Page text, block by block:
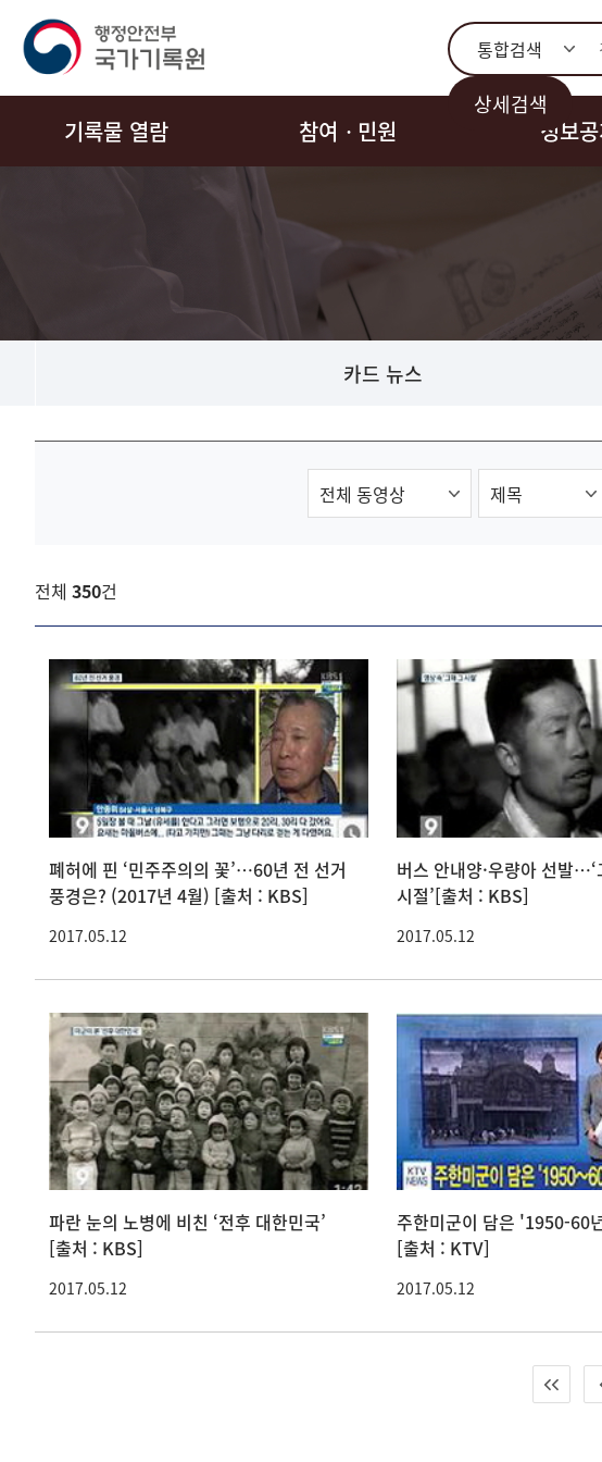
통합검색
상세검색
기록물 열람 참여ㆍ민원 정보
카드 뉴스
전체 350건
폐허에 핀 ‘민주주의의 꽃’…60년 전 선거
풍경은? (2017년 4월) [출처 : KBS]
2017.05.12
버스 안내양·우량아 선발…‘
시절’[출처 : KBS]
2017.05.12
파란 눈의 노병에 비친 ‘전후 대한민국’
[출처 : KBS]
2017.05.12
주한미군이 담은 '1950-60
[출처 : KTV]
2017.05.12